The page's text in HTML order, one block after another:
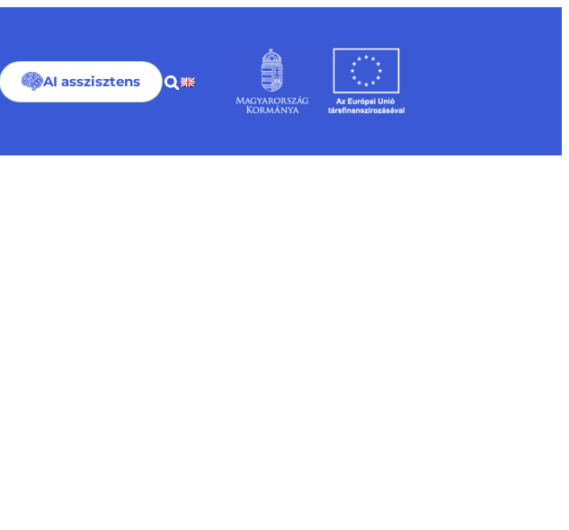
AI asszisztens